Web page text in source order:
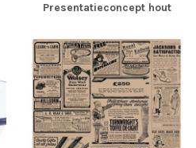
Presentatieconcept hout